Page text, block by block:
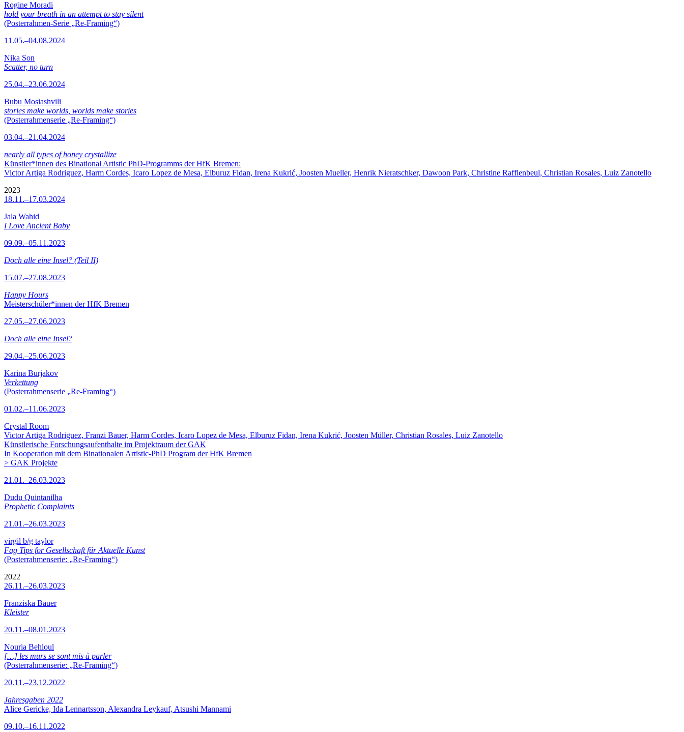
Rogine Moradi
hold your breath in an attempt to stay silent
(Posterrahmen-Serie „Re-Framing“)
11.05.–04.08.2024
Nika Son
Scatter, no turn
25.04.–23.06.2024
Bubu Mosiashvili
stories make worlds, worlds make stories
(Posterrahmenserie „Re-Framing“)
03.04.–21.04.2024
nearly all types of honey crystallize
Künstler*innen des Binational Artistic PhD-Programms der HfK Bremen:
Victor Artiga Rodriguez, Harm Cordes, Icaro Lopez de Mesa, Elburuz Fidan, Irena Kukrić, Joosten Mueller, Henrik Nieratschker, Dawoon Park, Christine Rafflenbeul, Christian Rosales, Luiz Zanotello
2023
18.11.–17.03.2024
Jala Wahid
I Love Ancient Baby
09.09.–05.11.2023
Doch alle eine Insel? (Teil II)
15.07.–27.08.2023
Happy Hours
Meisterschüler*innen der HfK Bremen
27.05.–27.06.2023
Doch alle eine Insel?
29.04.–25.06.2023
Karina Burjakov
Verkettung
(Posterrahmenserie „Re-Framing“)
01.02.–11.06.2023
Crystal Room
Victor Artiga Rodriguez, Franzi Bauer, Harm Cordes, Icaro Lopez de Mesa, Elburuz Fidan, Irena Kukrić, Joosten Müller, Christian Rosales, Luiz Zanotello
Künstlerische Forschungsaufenthalte im Projektraum der GAK
In Kooperation mit dem Binationalen Artistic-PhD Program der HfK Bremen
> GAK Projekte
21.01.–26.03.2023
Dudu Quintanilha
Prophetic Complaints
21.01.–26.03.2023
virgil b/g taylor
Fag Tips for Gesellschaft für Aktuelle Kunst
(Posterrahmenserie: „Re-Framing“)
2022
26.11.–26.03.2023
Franziska Bauer
Kleister
20.11.–08.01.2023
Nouria Behloul
[…] les murs se sont mis à parler
(Posterrahmenserie: „Re-Framing“)
20.11.–23.12.2022
Jahresgaben 2022
Alice Gericke, Ida Lennartsson, Alexandra Leykauf, Atsushi Mannami
09.10.–16.11.2022